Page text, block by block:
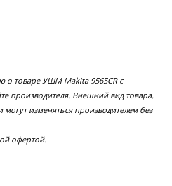
о товаре УШМ Makita 9565CR с
производителя. Внешний вид товара,
могут изменяться производителем без
офертой.